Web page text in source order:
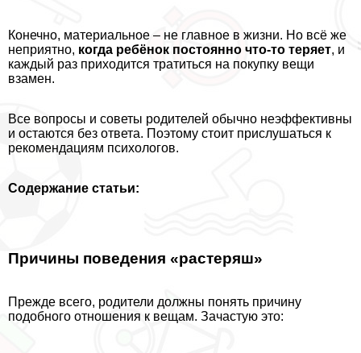
Конечно, материальное – не главное в жизни. Но всё же
неприятно, когда ребёнок постоянно что-то теряет, и
каждый раз приходится тратиться на покупку вещи
взамен.
Все вопросы и советы родителей обычно неэффективны
и остаются без ответа. Поэтому стоит прислушаться к
рекомендациям психологов.
Содержание статьи:
Причины поведения «растеряш»
Прежде всего, родители должны понять причину
подобного отношения к вещам. Зачастую это: